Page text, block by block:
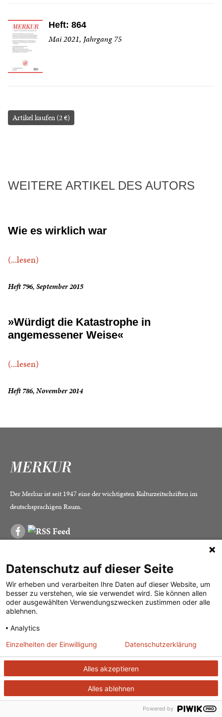
Heft: 864
Mai 2021, Jahrgang 75
Artikel kaufen (2 €)
WEITERE ARTIKEL DES AUTORS
Wie es wirklich war
(...lesen)
Heft 796, September 2015
»Würdigt die Katastrophe in
angemessener Weise«
(...lesen)
Heft 786, November 2014
Der Merkur ist seit 1947 eine der wichtigsten Kulturzeitschriften im
deutschsprachigen Raum.
Was ist der Merkur?
Herausgeber /
Redaktion
Verlag
Alle Abos im Überblick
Print-Abo
Digital-Abo
Abo kündigen
Vertrag widerrufen
Impressum
Datenschutz
Mediadaten
© 2026J. G. Cotta’sche Buchhandlung Nachfolger GmbH| Technische
ganztags GmbH
Datenschutz auf dieser Seite
Wir erheben und verarbeiten Ihre Daten auf dieser Website, um
besser zu verstehen, wie sie verwendet wird. Sie können allen
oder ausgewählten Verwendungszwecken zustimmen oder alle
ablehnen.
Analytics
Alles akzeptieren
Alles ablehnen
Einzelheiten der Einwilligung Datenschutzerklärung
Powered by